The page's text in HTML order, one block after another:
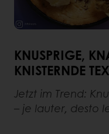
KNUSPRIGE,
KNISTERNDE
Jetzt im Trend:
– je lauter, desto